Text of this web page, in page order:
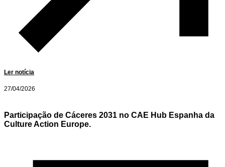
Ler notícia
27/04/2026
Participação de Cáceres 2031 no CAE Hub Espanha da
Culture Action Europe.